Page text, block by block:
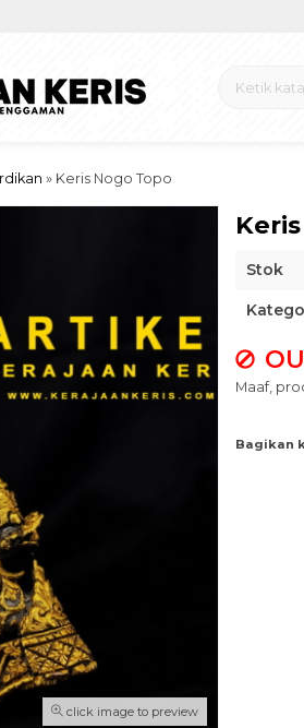
» Keris Nogo Topo
click image to preview
Stok
Maaf,
Bagikan